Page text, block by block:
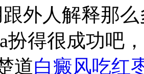
跟外人解释那
扮得很成功吧
道白癜风吃红